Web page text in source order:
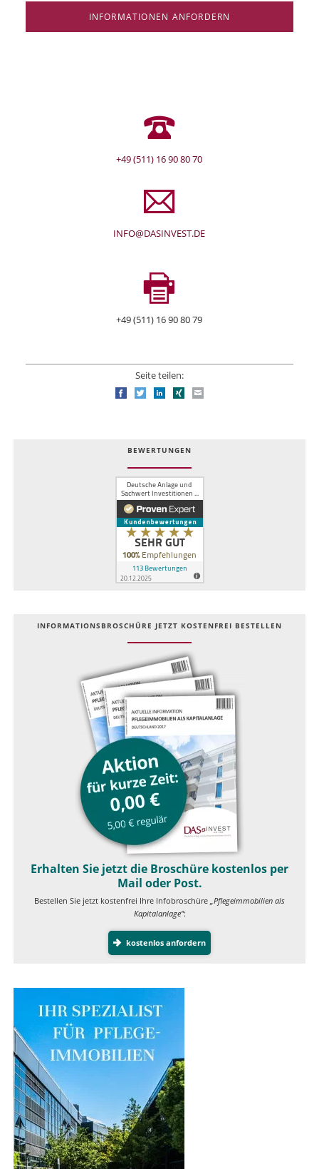
INFORMATIONEN ANFORDERN
+49 (511) 16 90 80 70
INFO@DASINVEST.DE
+49 (511) 16 90 80 79
Seite teilen:
FacebookTwitterLinkedIn
Xing
BEWERTUNGEN
INFOR­MATIONS­BROSCHÜRE JETZT KOSTEN­FREI BESTELLEN
Erhalten Sie jetzt die Broschüre kostenlos per
Mail oder Post.
Bestellen Sie jetzt kostenfrei Ihre Infobroschüre „Pflegeimmobilien als
Kapitalanlage”:
kostenlos anfordern